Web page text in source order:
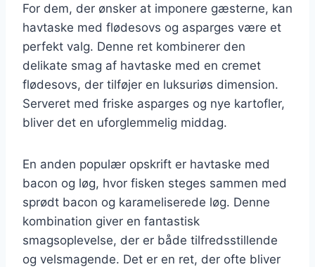
For dem, der ønsker at imponere gæsterne, kan
havtaske med flødesovs og asparges være et
perfekt valg. Denne ret kombinerer den
delikate smag af havtaske med en cremet
flødesovs, der tilføjer en luksuriøs dimension.
Serveret med friske asparges og nye kartofler,
bliver det en uforglemmelig middag.
En anden populær opskrift er havtaske med
bacon og løg, hvor fisken steges sammen med
sprødt bacon og karameliserede løg. Denne
kombination giver en fantastisk
smagsoplevelse, der er både tilfredsstillende
og velsmagende. Det er en ret, der ofte bliver